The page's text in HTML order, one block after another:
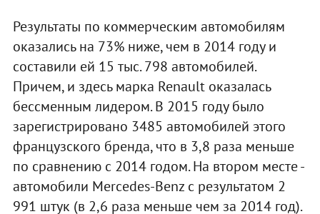
Результаты по коммерческим автомобилям
оказались на 73% ниже, чем в 2014 году и
составили ей 15 тыс. 798 автомобилей.
Причем, и здесь марка Renault оказалась
бессменным лидером. В 2015 году было
зарегистрировано 3485 автомобилей этого
французского бренда, что в 3,8 раза меньше
по сравнению с 2014 годом. На втором месте -
автомобили Mercedes-Benz с результатом 2
991 штук (в 2,6 раза меньше чем за 2014 год).